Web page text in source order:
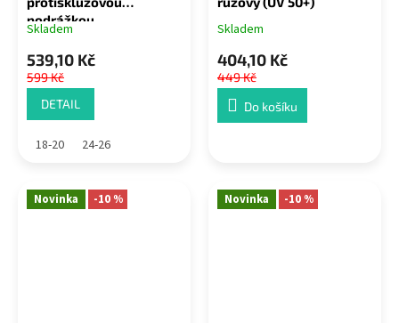
podrážkou
Skladem
539,10 Kč
599 Kč
DETAIL
18-20 24-26
Skladem
404,10 Kč
449 Kč
Do košíku
Novinka -10 % Novinka -10 %